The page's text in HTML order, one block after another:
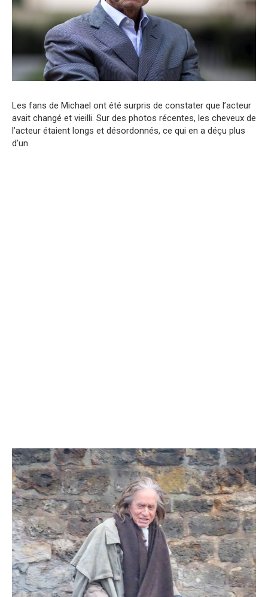
Les fans de Michael ont été surpris de constater que l’acteur
avait changé et vieilli. Sur des photos récentes, les cheveux de
l’acteur étaient longs et désordonnés, ce qui en a déçu plus
d’un.